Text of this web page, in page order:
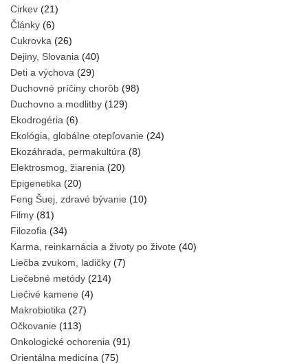
Cirkev (21)
Články (6)
Cukrovka (26)
Dejiny, Slovania (40)
Deti a výchova (29)
Duchovné príčiny chorôb (98)
Duchovno a modlitby (129)
Ekodrogéria (6)
Ekológia, globálne otepľovanie (24)
Ekozáhrada, permakultúra (8)
Elektrosmog, žiarenia (20)
Epigenetika (20)
Feng Šuej, zdravé bývanie (10)
Filmy (81)
Filozofia (34)
Karma, reinkarnácia a životy po živote (40)
Liečba zvukom, ladičky (7)
Liečebné metódy (214)
Liečivé kamene (4)
Makrobiotika (27)
Očkovanie (113)
Onkologické ochorenia (91)
Orientálna medicína (75)